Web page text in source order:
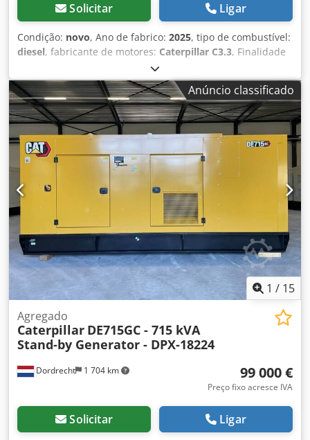
Solicitar Ligar
Condição: novo, Ano de fabrico: 2025, tipo de combustível:
diesel, fabricante de motores: Caterpillar C3.3, Finalidade
de uso: construção civil Cedpfxey R I Hte Ahuerf Peso vazio:
889 kg Potência do gerador: 50 kVA Dimensões do
compartimento de carga: 230 x 96 x 140 cm Certificação CE:
sim Volume do tanque de água: 103 l Entre em contato
com a equipe DPX para mais informações. = Outras opções
e acessórios = - Bateria - Painel de controle - Teto de aço -
Tanque
Anúncio classificado
1 / 15
Dordrecht 1 704 km
Agregado
Caterpillar DE715GC - 715 kVA
Stand-by Generator - DPX-18224
99 000 €
Preço fixo acresce IVA
Solicitar Ligar